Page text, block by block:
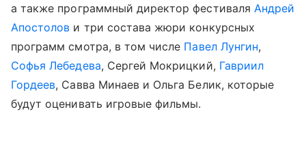
а также программный директор фестиваля Андрей
Апостолов и три состава жюри конкурсных
программ смотра, в том числе Павел Лунгин,
Софья Лебедева, Сергей Мокрицкий, Гавриил
Гордеев, Савва Минаев и Ольга Белик, которые
будут оценивать игровые фильмы.